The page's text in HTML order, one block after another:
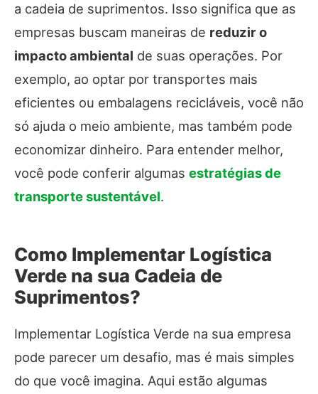
a cadeia de suprimentos. Isso significa que as
empresas buscam maneiras de reduzir o
impacto ambiental de suas operações. Por
exemplo, ao optar por transportes mais
eficientes ou embalagens recicláveis, você não
só ajuda o meio ambiente, mas também pode
economizar dinheiro. Para entender melhor,
você pode conferir algumas estratégias de
transporte sustentável.
Como Implementar Logística
Verde na sua Cadeia de
Suprimentos?
Implementar Logística Verde na sua empresa
pode parecer um desafio, mas é mais simples
do que você imagina. Aqui estão algumas